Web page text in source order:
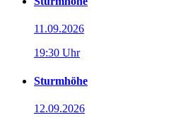
11.09.2026
19:30 Uhr
Sturmhöhe
12.09.2026